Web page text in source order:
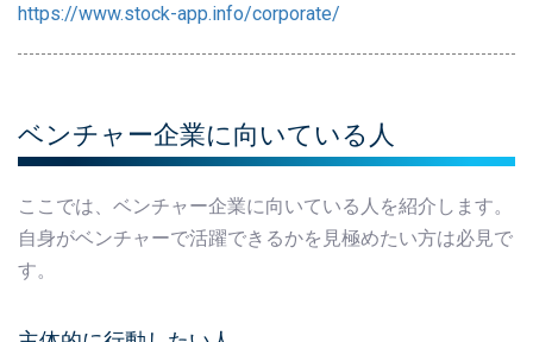
https://www.stock-app.info/corporate/
ベンチャー企業に向いている人
ここでは、ベンチャー企業に向いている人を紹介します。
自身がベンチャーで活躍できるかを見極めたい方は必見で
す。